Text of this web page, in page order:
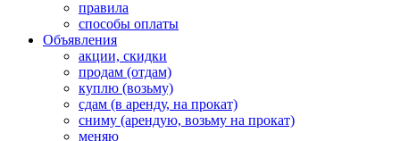
правила
способы оплаты
Объявления
акции, скидки
продам (отдам)
куплю (возьму)
сдам (в аренду, на прокат)
сниму (арендую, возьму на прокат)
меняю